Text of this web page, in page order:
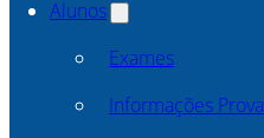
Alunos
Exames
Informações Prova